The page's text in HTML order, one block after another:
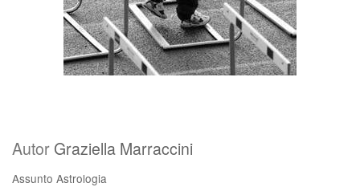
Autor Graziella Marraccini
Assunto Astrologia